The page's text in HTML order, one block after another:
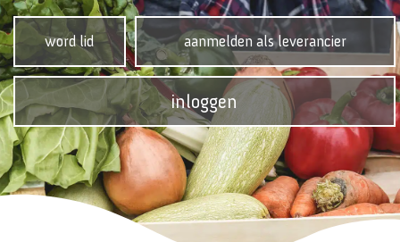
word lid aanmelden als leverancier
inloggen